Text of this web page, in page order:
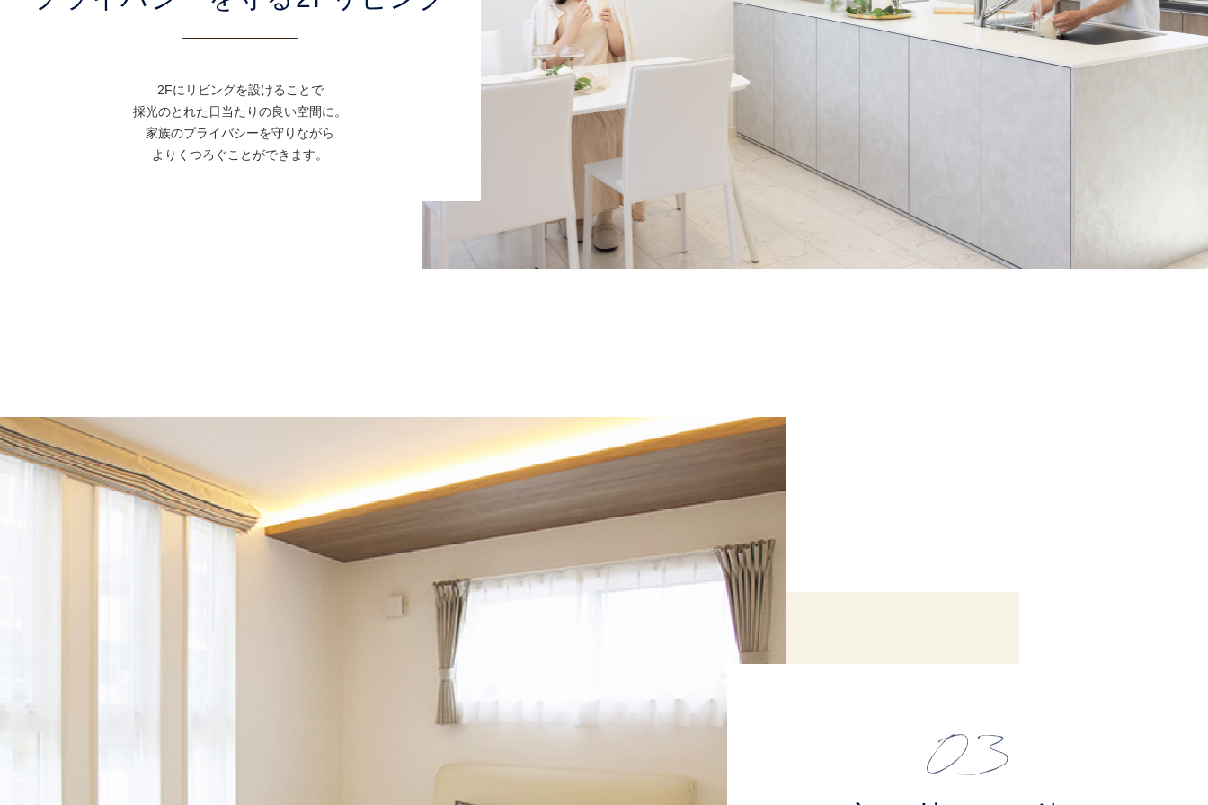
2Fにリビングを設けることで
採光のとれた日当たりの良い空間に。
家族のプライバシーを守りながら
よりくつろぐことができます。